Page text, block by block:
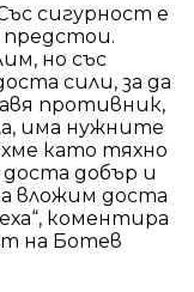
сигурност е
но със
сили, за да
противник,
има нужните
като тяхно
добър и
вложим доста
коментира
на Ботев